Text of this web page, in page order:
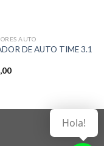
AUTO
DE AUTO TIME 3.1
Hola!